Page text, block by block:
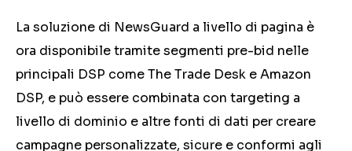
La soluzione di NewsGuard a livello di pagina è
ora disponibile tramite segmenti pre-bid nelle
principali DSP come The Trade Desk e Amazon
DSP, e può essere combinata con targeting a
livello di dominio e altre fonti di dati per creare
campagne personalizzate, sicure e conformi agli